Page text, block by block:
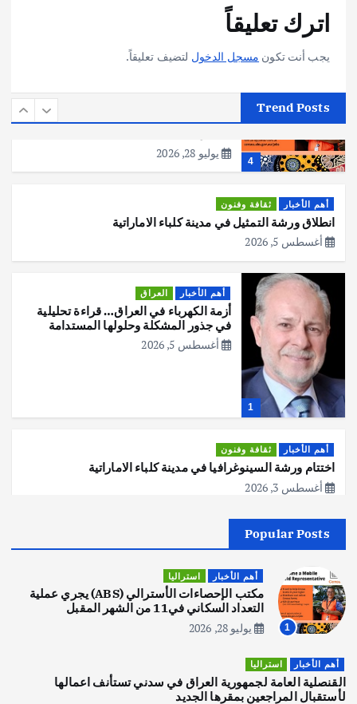
اترك تعليقاً
يجب أنت تكون مسجل الدخول لتضيف تعليقاً.
Trend Posts
هوي آن… مدينة الفوانيس وسحر التاريخ
4
عملية التعداد السكاني في11 من الشهر
يوليو 28, 2026
أهم الأخبار ثقافة وفنون
انطلاق ورشة التمثيل في مدينة كلباء الاماراتية
أغسطس 5, 2026
1
أهم الأخبار العراق
أزمة الكهرباء في العراق… قراءة تحليلية
في جذور المشكلة وحلولها المستدامة
أغسطس 5, 2026
أهم الأخبار ثقافة وفنون
اختتام ورشة السينوغرافيا في مدينة كلباء الاماراتية
أغسطس 3, 2026
2
اصبح بطلاً لأستراليا بلعبة كمال الاجسام
يوليو 30, 2026
3
يوليو 30, 2026
Popular Posts
1
أهم الأخبار استراليا
مكتب الإحصاءات الأسترالي (ABS) يجري عملية
التعداد السكاني في11 من الشهر المقبل
يوليو 28, 2026
أهم الأخبار استراليا
القنصلية العامة لجمهورية العراق في سدني تستأنف اعمالها
لأستقبال المراجعين بمقرها الجديد